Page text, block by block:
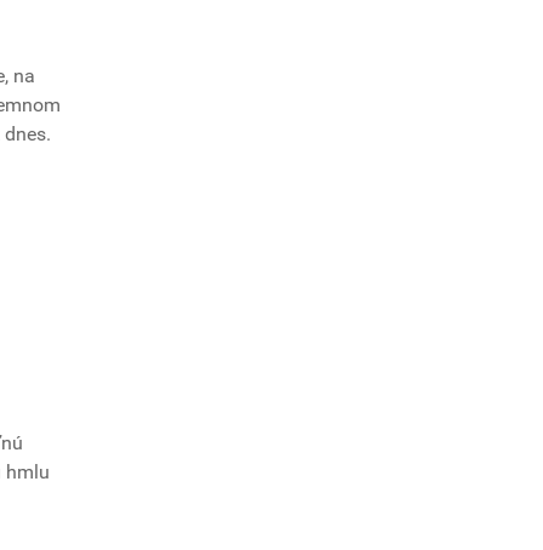
na
hmlu